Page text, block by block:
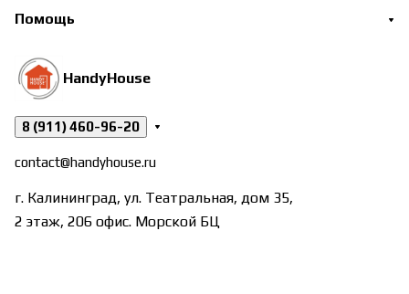
Помощь
HandyHouse
8 (911) 460-96-20
contact@handyhouse.ru
г. Калининград, ул. Театральная, дом 35,
2 этаж, 206 офис. Морской БЦ